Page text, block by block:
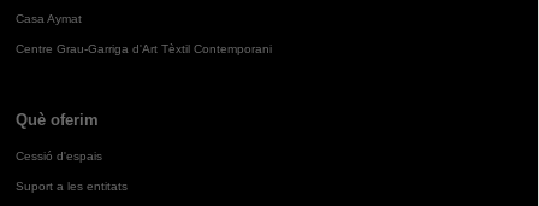
Casa Aymat
Centre Grau-Garriga d'Art Tèxtil Contemporani
Què oferim
Cessió d'espais
Suport a les entitats